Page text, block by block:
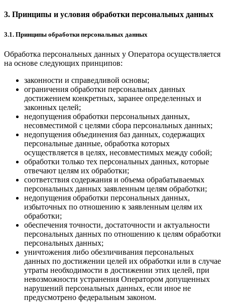
3. Принципы и условия обработки персональных данных
3.1. Принципы обработки персональных данных
Обработка персональных данных у Оператора осуществляется
на основе следующих принципов:
законности и справедливой основы;
ограничения обработки персональных данных
достижением конкретных, заранее определенных и
законных целей;
недопущения обработки персональных данных,
несовместимой с целями сбора персональных данных;
недопущения объединения баз данных, содержащих
персональные данные, обработка которых
осуществляется в целях, несовместимых между собой;
обработки только тех персональных данных, которые
отвечают целям их обработки;
соответствия содержания и объема обрабатываемых
персональных данных заявленным целям обработки;
недопущения обработки персональных данных,
избыточных по отношению к заявленным целям их
обработки;
обеспечения точности, достаточности и актуальности
персональных данных по отношению к целям обработки
персональных данных;
уничтожения либо обезличивания персональных
данных по достижении целей их обработки или в случае
утраты необходимости в достижении этих целей, при
невозможности устранения Оператором допущенных
нарушений персональных данных, если иное не
предусмотрено федеральным законом.